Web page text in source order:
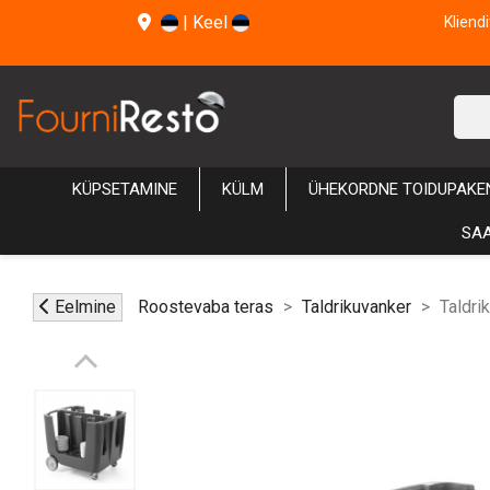
| Keel
KÜPSETAMINE KÜLM ÜHEKORDNE
Eelmine Roostevaba teras Taldrikuvanker